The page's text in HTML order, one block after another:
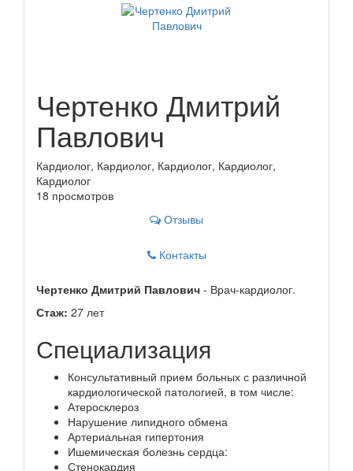
Чертенко Дмитрий
Павлович
Кардиолог, Кардиолог, Кардиолог, Кардиолог,
Кардиолог
18 просмотров
Отзывы
Контакты
Чертенко Дмитрий Павлович - Врач-кардиолог.
Стаж: 27 лет
Специализация
Консультативный прием больных с различной
кардиологической патологией, в том числе:
Атеросклероз
Нарушение липидного обмена
Артериальная гипертония
Ишемическая болезнь сердца:
Стенокардия